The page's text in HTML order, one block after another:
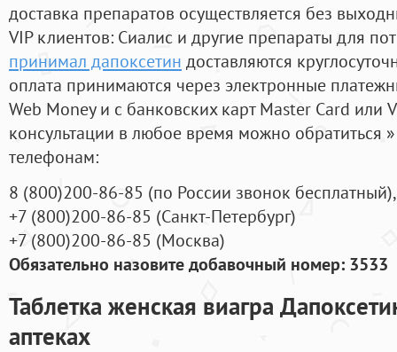
доставка препаратов осуществляется без
VIP клиентов: Сиалис и другие препараты для
принимал дапоксетин доставляются
оплата принимаются через электронные
Web Money и с банковских карт Master Card или
консультации в любое время можно обратиться
телефонам:
8 (800)200-86-85 (по России звонок бесплатный),
+7 (800)200-86-85 (Санкт-Петербург)
+7 (800)200-86-85 (Москва)
Обязательно назовите добавочный номер: 3533
Таблетка женская виагра
аптеках